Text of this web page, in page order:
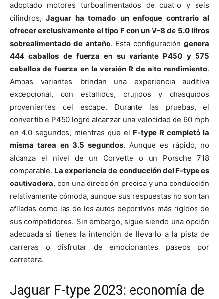
adoptado motores turboalimentados de cuatro y seis
cilindros,Jaguar ha tomado un enfoque contrario al
ofrecer exclusivamente el tipo F con un V-8 de 5.0 litros
sobrealimentado de antaño. Esta configuracióngenera
444 caballos de fuerza en su variante P450 y 575
caballos de fuerza en la versión R de alto rendimiento.
Ambas variantes brindan una experiencia auditiva
excepcional, con estallidos, crujidos y chasquidos
provenientes del escape. Durante las pruebas, el
convertible P450 logró alcanzar una velocidad de 60 mph
en 4.0 segundos, mientras que el F-type R completó la
misma tarea en 3.5 segundos. Aunque es rápido, no
alcanza el nivel de un Corvette o un Porsche 718
comparable. La experiencia de conducción del F-type es
cautivadora, con una dirección precisa y una conducción
relativamente cómoda, aunque sus respuestas no son tan
afiladas como las de los autos deportivos más rígidos de
sus competidores. Sin embargo, sigue siendo una opción
adecuada si tienes la intención de llevarlo a la pista de
carreras o disfrutar de emocionantes paseos por
carretera.
Jaguar F-type 2023: economía de